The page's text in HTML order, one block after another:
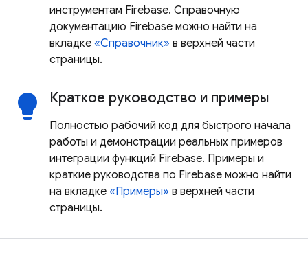
инструментам Firebase. Справочную
документацию Firebase можно найти на
вкладке «Справочник» в верхней части
страницы.
lightbulb Краткое руководство и примеры
Полностью рабочий код для быстрого начала
работы и демонстрации реальных примеров
интеграции функций Firebase. Примеры и
краткие руководства по Firebase можно найти
на вкладке «Примеры» в верхней части
страницы.